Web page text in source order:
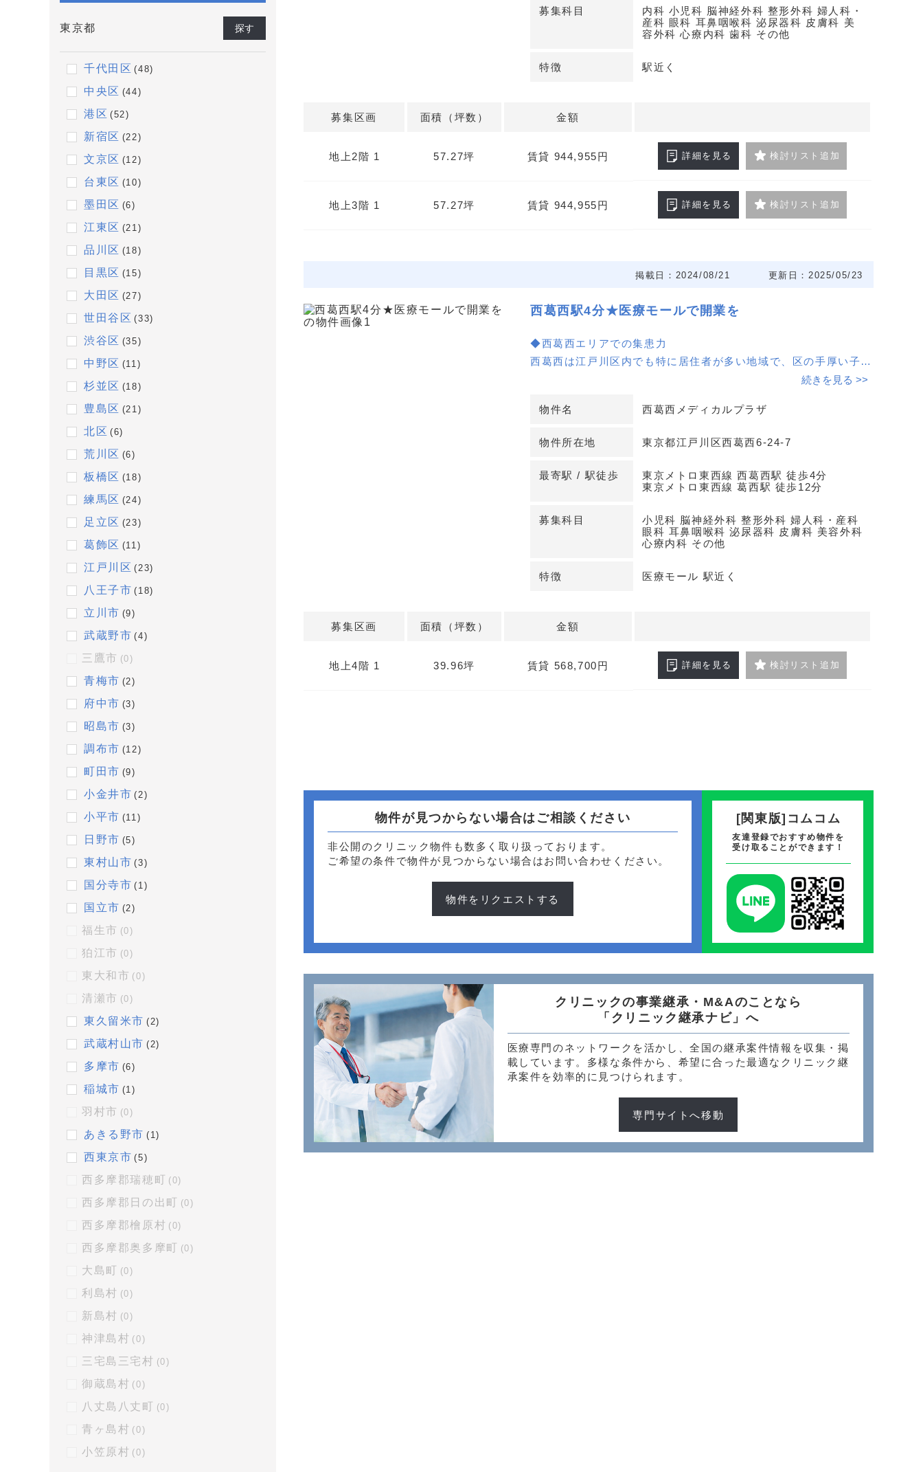
東京都 探す
千代田区 (48)
中央区 (44)
港区 (52)
新宿区 (22)
文京区 (12)
台東区 (10)
墨田区 (6)
江東区 (21)
品川区 (18)
目黒区 (15)
大田区 (27)
世田谷区 (33)
渋谷区 (35)
中野区 (11)
杉並区 (18)
豊島区 (21)
北区 (6)
荒川区 (6)
板橋区 (18)
練馬区 (24)
足立区 (23)
葛飾区 (11)
江戸川区 (23)
八王子市 (18)
立川市 (9)
武蔵野市 (4)
三鷹市 (0)
青梅市 (2)
府中市 (3)
昭島市 (3)
調布市 (12)
町田市 (9)
小金井市 (2)
小平市 (11)
日野市 (5)
東村山市 (3)
国分寺市 (1)
国立市 (2)
福生市 (0)
狛江市 (0)
東大和市 (0)
清瀬市 (0)
東久留米市 (2)
武蔵村山市 (2)
多摩市 (6)
稲城市 (1)
羽村市 (0)
あきる野市 (1)
西東京市 (5)
西多摩郡瑞穂町 (0)
西多摩郡日の出町 (0)
西多摩郡檜原村 (0)
西多摩郡奥多摩町 (0)
大島町 (0)
利島村 (0)
新島村 (0)
神津島村 (0)
三宅島三宅村 (0)
御蔵島村 (0)
八丈島八丈町 (0)
青ヶ島村 (0)
小笠原村 (0)
◆多様な診療科目に対応
内科や小児科をはじめ、幅広い診療科目での開業が可能です。周辺
には住宅地が広がり、地域に密着したクリニック運営が期待できま
す。詳細はお問い合わせください。
募集科目
内科 小児科 脳神経外科 整形外科 婦人科・
産科 眼科 耳鼻咽喉科 泌尿器科 皮膚科 美
容外科 心療内科 歯科 その他
特徴 駅近く
募集区画 面積（坪数） 金額
地上2階 1 57.27坪 賃貸 944,955円 詳細を見る 検討リスト追加
地上3階 1 57.27坪 賃貸 944,955円 詳細を見る 検討リスト追加
掲載日：2024/08/21 更新日：2025/05/23
西葛西駅4分★医療モールで開業を
◆西葛西エリアでの集患力
西葛西は江戸川区内でも特に居住者が多い地域で、区の手厚い子育
て支援によりファミリー層に人気があります。クリニック開業には
東京メトロ東西線西葛西駅から徒歩4分、また葛西駅からも徒歩12
分とアクセスが非常に良好です。患者様にとっても通いやすい立地
◆充実した施設環境
駐車場はありませんが、広い駐輪スペースを完備し、エレベーター
により内装を自由にデザイン可能です。詳細はお問い合わせくださ
続きを見る >>
物件名 西葛西メディカルプラザ
物件所在地 東京都江戸川区西葛西6-24-7
最寄駅 / 駅徒歩
東京メトロ東西線 西葛西駅 徒歩4分
東京メトロ東西線 葛西駅 徒歩12分
募集科目
小児科 脳神経外科 整形外科 婦人科・産科
眼科 耳鼻咽喉科 泌尿器科 皮膚科 美容外科
心療内科 その他
特徴 医療モール 駅近く
募集区画 面積（坪数） 金額
地上4階 1 39.96坪 賃貸 568,700円 詳細を見る 検討リスト追加
物件が見つからない場合はご相談ください
非公開のクリニック物件も数多く取り扱っております。
ご希望の条件で物件が見つからない場合はお問い合わせください。
物件をリクエストする
[関東版]コムコム
友達登録でおすすめ物件を
受け取ることができます！
クリニックの事業継承・M&Aのことなら
「クリニック継承ナビ」へ
医療専門のネットワークを活かし、全国の継承案件情報を収集・掲
載しています。多様な条件から、希望に合った最適なクリニック継
承案件を効率的に見つけられます。
専門サイトへ移動